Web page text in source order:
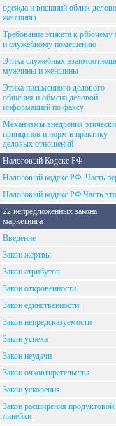
одежда и внешний облик
женщины
Требование этикета к рfбочему
и служебному помещению
Этика служебных
мужчины и женщины
Этика письменного делового
общения и обмена деловой
информацией по факсу
Механизмы внедрения
принципов и норм в практику
деловых отношений
Налоговый Кодекс РФ
Налоговый кодекс РФ. Часть
Налоговый кодекс РФ.Часть
22 непредложенных закона
маркетинга
Введение
Закон жертвы
Закон атрибутов
Закон откровенности
Закон единственности
Закон непредсказуемости
Закон успеха
Закон неудачи
Закон очковтирательства
Закон ускорения
Закон расширения продуктовой
линейки